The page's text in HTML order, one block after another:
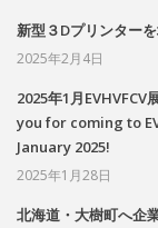
新型３Dプリンター
2025年2月4日
2025年1月
you for coming to
January 2025!
2025年1月28日
北海道・大樹町へ企